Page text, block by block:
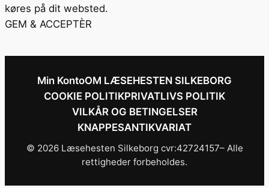
køres på dit websted.
GEM & ACCEPTÈR
Min KontoOM LÆSEHESTEN SILKEBORG
COOKIE POLITIKPRIVATLIVS POLITIK
VILKÅR OG BETINGELSER
KNAPPESANTIKVARIAT
© 2026 Læsehesten Silkeborg cvr:42724157– Alle
rettigheder forbeholdes.